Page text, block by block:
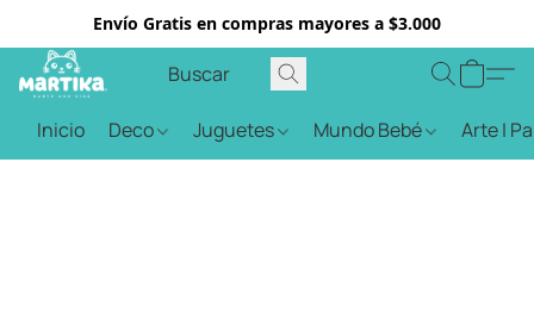
Envío Gratis en compras mayores a $3.000
Inicio Deco Juguetes Mundo Bebé Arte |